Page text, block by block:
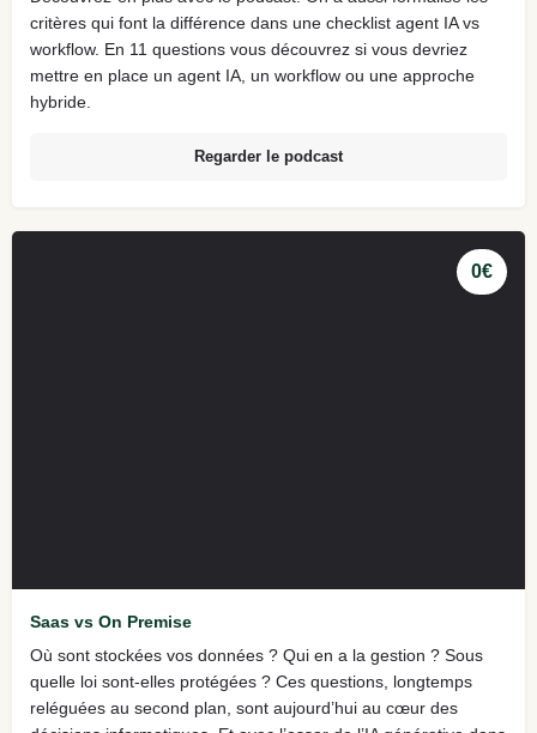
critères qui font la différence dans une checklist agent IA vs
workflow. En 11 questions vous découvrez si vous devriez
mettre en place un agent IA, un workflow ou une approche
hybride.
Regarder le podcast
Saas vs On Premise
Où sont stockées vos données ? Qui en a la gestion ? Sous
quelle loi sont-elles protégées ? Ces questions, longtemps
reléguées au second plan, sont aujourd’hui au cœur des
0€